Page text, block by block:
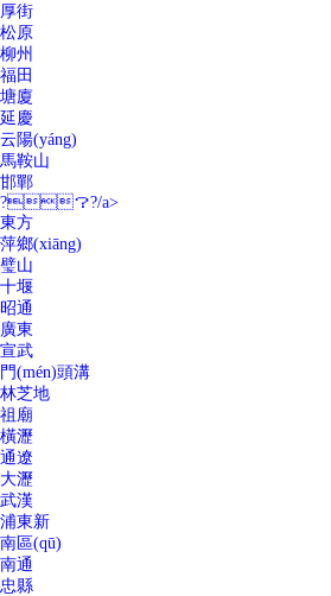
厚街
松原
柳州
福田
塘廈
延慶
云陽(yáng)
馬鞍山
邯鄲
?？?/a>
東方
萍鄉(xiāng)
璧山
十堰
昭通
廣東
宣武
門(mén)頭溝
林芝地
祖廟
橫瀝
通遼
大瀝
武漢
浦東新
南區(qū)
南通
忠縣